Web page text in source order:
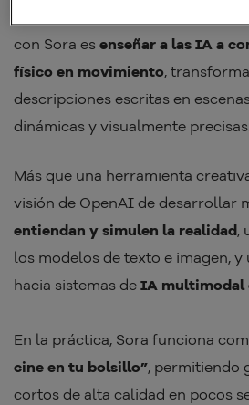
con Sora es enseñar a las IA a
físico en movimiento,
descripciones escritas en
dinámicas y visualmente
Más que una herramienta
visión de OpenAI de desarrollar
entiendan y simulen la realidad,
los modelos de texto e imagen,
hacia sistemas de IA multimodal
En la práctica, Sora funciona
cine en tu bolsillo”, permitiendo
cortos de alta calidad en pocos